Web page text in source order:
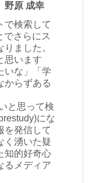
原 成幸
で検索して
でさらにス
ました。
思います
いな」「学
からずある
と思って検
にな
を発信して
く湧いた疑
知的好奇心
るメディア